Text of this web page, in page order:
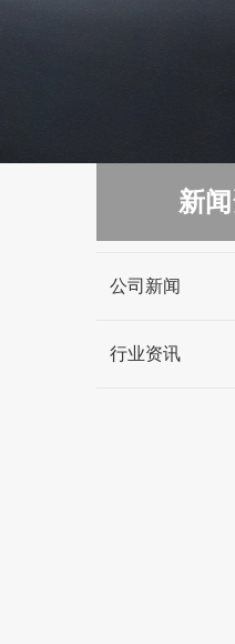
新
公司新闻
行业资讯